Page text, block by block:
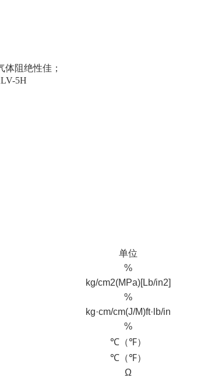
阻绝性佳；
5H
单位
%
kg/cm2(MPa)[Lb/in2]
%
kg·cm/cm(J/M)ft·lb/in
%
℃（℉）
℃（℉）
Ω